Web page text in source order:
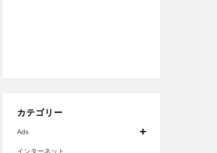
カテゴリー
Ads
インターネット